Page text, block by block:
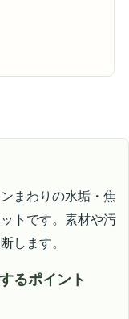
まわりの水垢・焦
トです。素材や汚
します。
るポイント